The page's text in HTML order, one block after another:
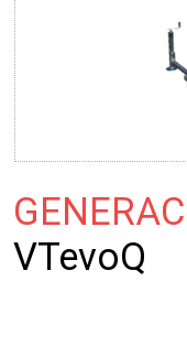
VTevoQ